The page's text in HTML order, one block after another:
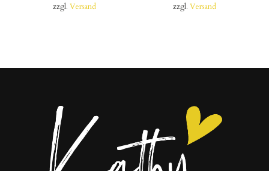
zzgl.Versand
zzgl. Versand